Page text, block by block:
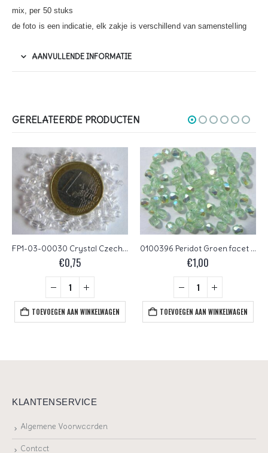
mix, per 50 stuks
de foto is een indicatie, elk zakje is verschillend van samenstelling
AANVULLENDE INFORMATIE
GERELATEERDE PRODUCTEN
FP1-03-00030 Crystal Czech Glass Facet Firepolish 3mm 50 stuks
€0,75
TOEVOEGEN AAN WINKELWAGEN
0100396 Peridot Groen facet AB Czech Glass Facet Firepolish 3mm 65 stuks
€1,00
TOEVOEGEN AAN WINKELWAGEN
KLANTENSERVICE
Algemene Voorwaarden
Contact